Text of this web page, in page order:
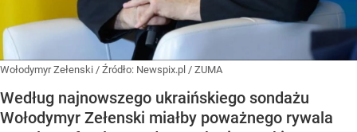
Wołodymyr Zełenski / Źródło: Newspix.pl / ZUMA
Według najnowszego ukraińskiego sondażu
Wołodymyr Zełenski miałby poważnego rywala